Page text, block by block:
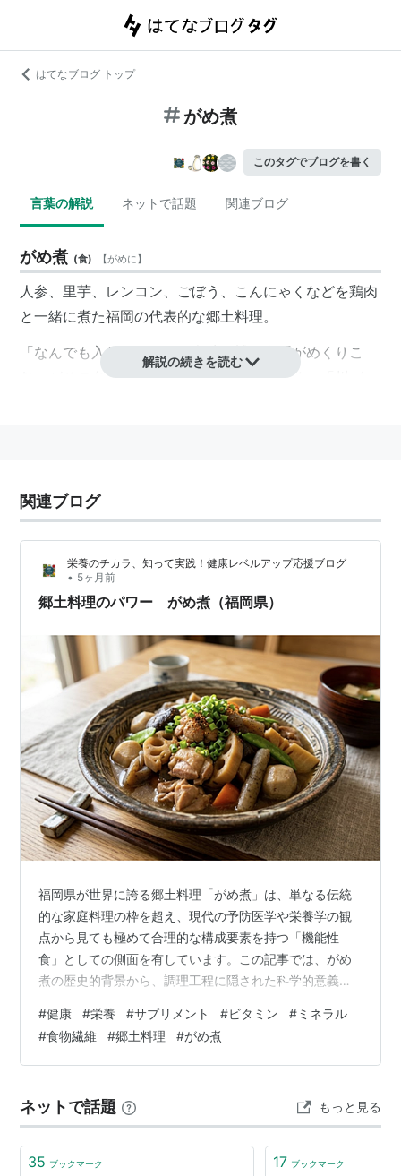
はてなブログ トップ
がめ煮
このタグでブログを書く
言葉の解説 ネットで話題 関連ブログ
がめ煮 (食) 【がめに】
人参、里芋、レンコン、ごぼう、こんにゃくなどを鶏肉
と一緒に煮た福岡の代表的な郷土料理。
「なんでも入れる」という意味の博多弁「がめくりこ
む」がその名の由来とする説や、「どぶがめ」「川が
一般的に他の地域での呼称が「筑前煮」であり同じ料理
と思われがちであるが、
付きである必要性は無い。
また、MS-IMEで変換されるのは「がめ煮」である。
関連語 飲食物
解説の続きを読む
関連ブログ
栄養のチカラ、知って実践！健康レベルアップ応援ブログ
• 5ヶ月前
郷土料理のパワー がめ煮（福岡県）
福岡県が世界に誇る郷土料理「がめ煮」は、単なる伝統
的な家庭料理の枠を超え、現代の予防医学や栄養学の観
点から見ても極めて合理的な構成要素を持つ「機能性
食」としての側面を有しています。この記事では、がめ
煮の歴史的背景から、調理工程に隠された科学的意義、
健康に与える影響に至るまで、多角的な視点からその価
値を詳述します。 第1章：がめ煮の歴史と文化学的背景
がめ煮の起源を紐解くことは、当時の社会情勢や食資源
県（旧筑前国）の風土と歴史が複雑に絡み合って誕生し
ました。 起源と名称の由来 がめ煮の誕生には、1…
#健康 #栄養 #サプリメント #ビタミン #ミネラル
#食物繊維 #郷土料理 #がめ煮
ネットで話題 もっと見る
35 ブックマーク 17 ブックマーク